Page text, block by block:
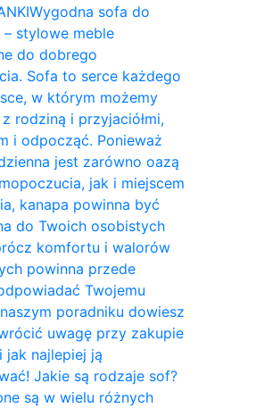
Wygodna sofa do
– stylowe meble
do dobrego
Sofa to serce każdego
w którym możemy
rodziną i przyjaciółmi,
i odpocząć. Ponieważ
jest zarówno oazą
jak i miejscem
kanapa powinna być
do Twoich osobistych
komfortu i walorów
powinna przede
Twojemu
poradniku dowiesz
uwagę przy zakupie
jak najlepiej ją
Jakie są rodzaje sof?
są w wielu różnych